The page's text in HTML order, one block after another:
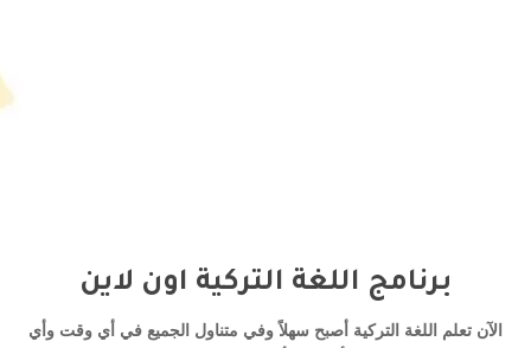
برنامج اللغة التركية اون لاين
الآن تعلم اللغة التركية أصبح سهلاً وفي متناول الجميع في أي وقت وأي